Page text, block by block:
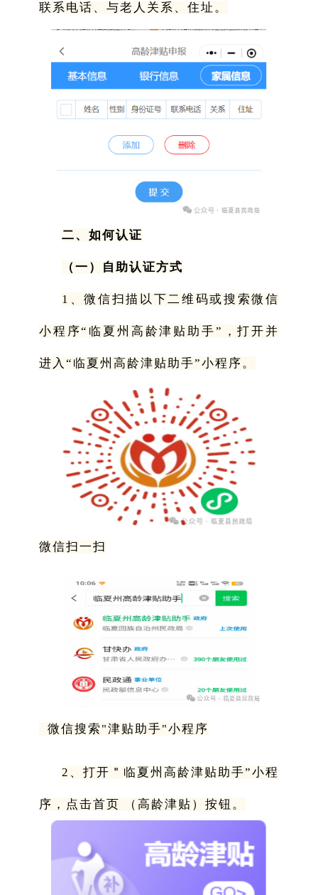
联系电话、与老人关系、住址。
二、如何认证
（一）自助认证方式
1、微信扫描以下二维码或搜索微信
小程序“临夏州高龄津贴助手”，打开并
进入“临夏州高龄津贴助手”小程序。
微信扫一扫
微信搜索"津贴助手"小程序
2、打开＂临夏州高龄津贴助手”小程
序，点击首页 （高龄津贴）按钮。